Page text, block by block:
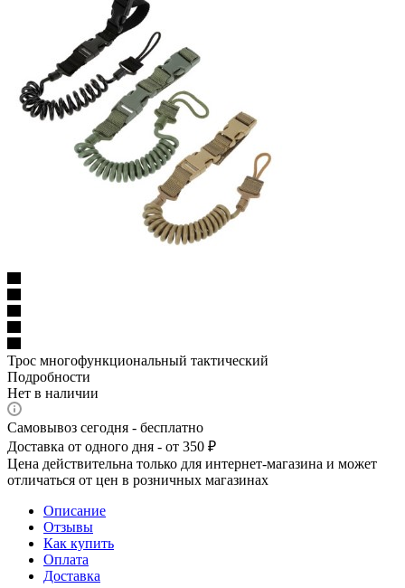
Трос многофункциональный тактический
Подробности
Нет в наличии
Самовывоз сегодня - бесплатно
Доставка от одного дня - от 350 ₽
Цена действительна только для интернет-магазина и может
отличаться от цен в розничных магазинах
Описание
Отзывы
Как купить
Оплата
Доставка